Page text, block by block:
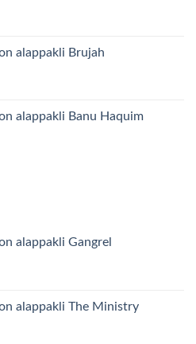
alappakli Brujah
alappakli Banu Haquim
alappakli Gangrel
alappakli The Ministry